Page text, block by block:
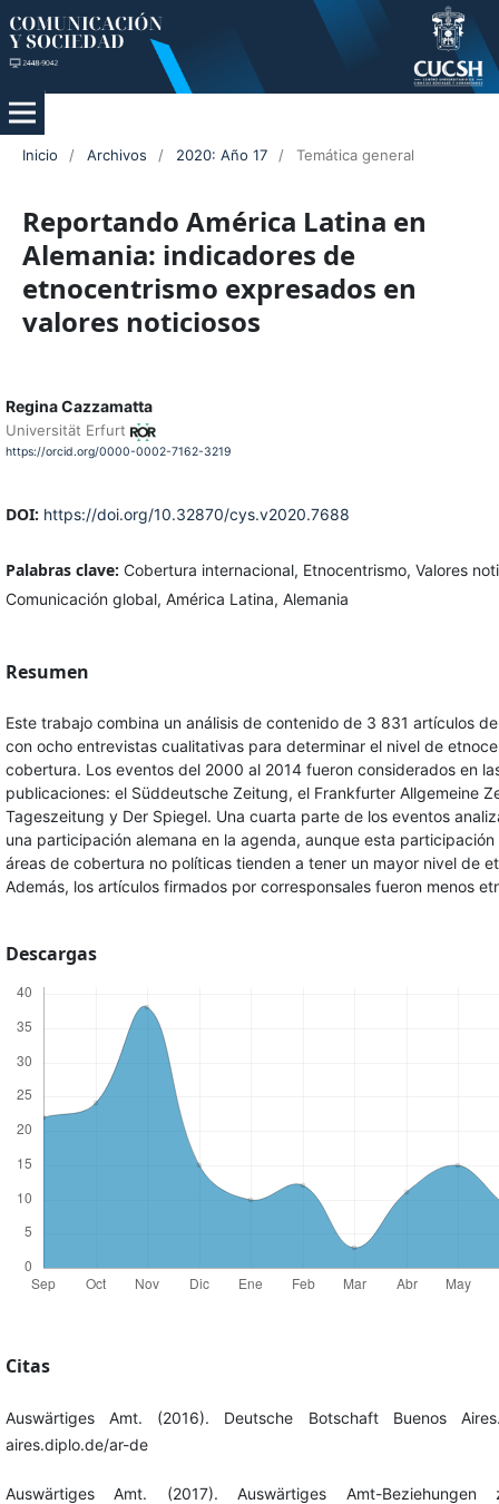
Inicio / Archivos / 2020: Año 17 / Temática general
Reportando América Latina en
Alemania: indicadores de
etnocentrismo expresados en
valores noticiosos
Regina Cazzamatta
Universität Erfurt
https://orcid.org/0000-0002-7162-3219
DOI: https://doi.org/10.32870/cys.v2020.7688
Palabras clave: Cobertura internacional, Etnocentrismo, Valores
Comunicación global, América Latina, Alemania
Resumen
Este trabajo combina un análisis de contenido de 3 831 artículos
con ocho entrevistas cualitativas para determinar el nivel de
cobertura. Los eventos del 2000 al 2014 fueron considerados en
publicaciones: el Süddeutsche Zeitung, el Frankfurter Allgemeine
Tageszeitung y Der Spiegel. Una cuarta parte de los eventos
una participación alemana en la agenda, aunque esta participación
áreas de cobertura no políticas tienden a tener un mayor nivel de
Además, los artículos firmados por corresponsales fueron menos
Descargas
Citas
Auswärtiges Amt. (2016). Deutsche Botschaft Buenos
aires.diplo.de/ar-de
Auswärtiges Amt. (2017). Auswärtiges Amt-Beziehungen